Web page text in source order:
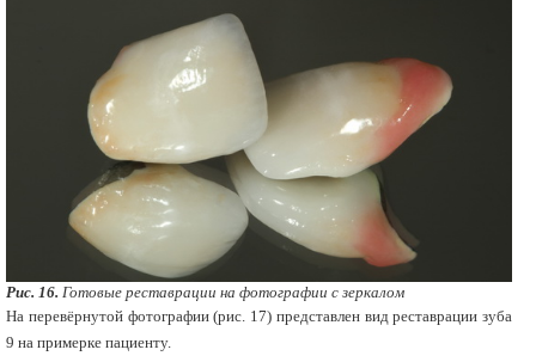
Рис. 16. Готовые реставрации на фотографии с зеркалом
На перевёрнутой фотографии (рис. 17) представлен вид реставрации зуба
9 на примерке пациенту.